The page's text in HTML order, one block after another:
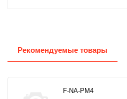
Рекомендуемые товары
F-NA-PM4